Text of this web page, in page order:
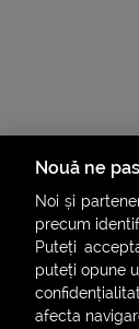
ȘTIRI
Nouă ne
Noi și
precum
Puteți
puteți opune
afecta